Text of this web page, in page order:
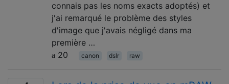
connais pas les noms exacts adoptés) et
j'ai remarqué le problème des styles
d'image que j'avais négligé dans ma
première …
20
canon dslr raw